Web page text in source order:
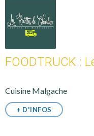
FOODTRUCK :
Cuisine Malgache
+ D'INFOS